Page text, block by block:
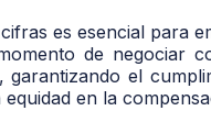
es esencial para
de negociar
garantizando el
en la